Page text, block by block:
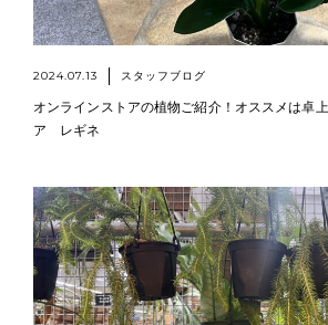
2024.07.13 スタッフブログ
オンラインストアの植物ご紹介！オススメは卓
ア レギネ